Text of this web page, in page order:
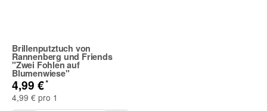
Telefon
Brillenputztuch von
Rannenberg und Friends
"Zwei Fohlen auf
Blumenwiese"
4,99 €*
4,99 € pro 1